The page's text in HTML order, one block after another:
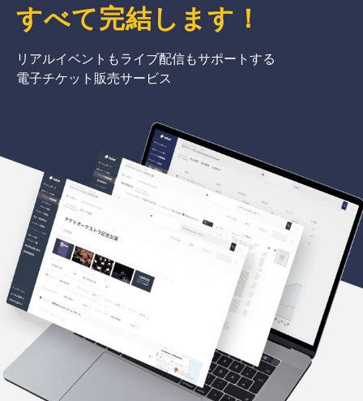
すべて完結 します ！
リアルイベントもライブ配信もサポートする
電子チケット販売サービス